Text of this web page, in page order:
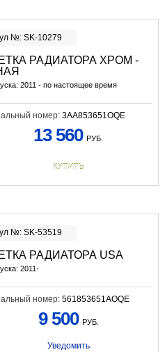
№: SK-10279
РАДИАТОРА ХРОМ -
2011 - по настоящее время
номер: 3AA853651OQE
13 560 РУБ.
КУПИТЬ
№: SK-53519
РАДИАТОРА USA
2011-
номер: 561853651AOQE
9 500 РУБ.
Уведомить